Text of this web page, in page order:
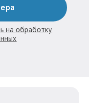
на обработку